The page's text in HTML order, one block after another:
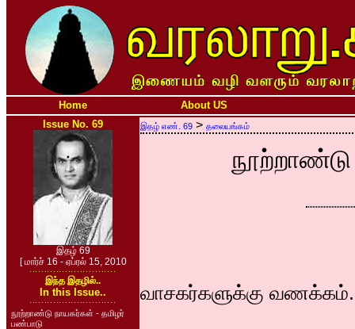
Home
About US
Issue No. 69
இதழ் 69
[ மார்ச் 16 - ஏப்ரல் 15, 2010
இந்த இதழில்..
In this Issue..
நூற்றாண்டு நாயகர்கள் - தமிழர்
பண்பாடு
இதழ் எண். 69 > தலையங்கம்
வாசகர்களுக்கு வணக்கம்.